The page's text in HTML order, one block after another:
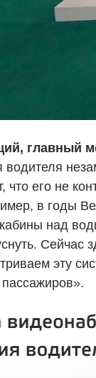
главный
водителя
что его не
в годы
над
Сейчас
эту
пассажиров».